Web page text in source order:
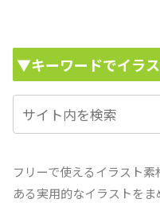
▼キーワードでイラ
フリーで使えるイラスト
ある実用的なイラストを